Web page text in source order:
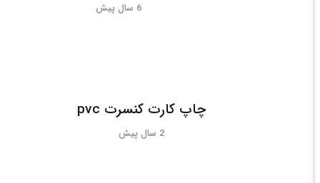
6 سال پیش
چاپ کارت کنسرت pvc
2 سال پیش